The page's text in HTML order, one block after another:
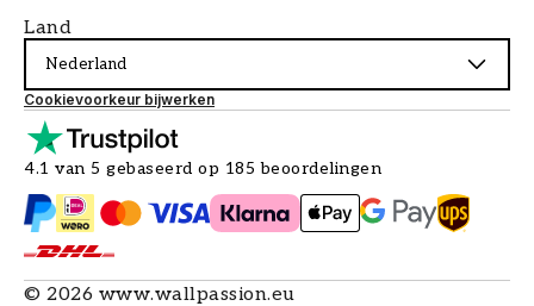
Land
Nederland
Cookievoorkeur bijwerken
4.1 van 5 gebaseerd op 185 beoordelingen
© 2026 www.wallpassion.eu